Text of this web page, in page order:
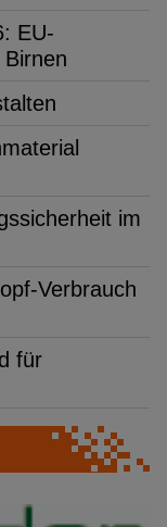
EU-
im
Verbrauch
für